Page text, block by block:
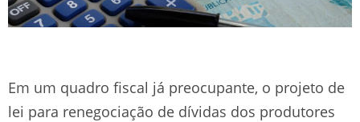
Em um quadro fiscal já preocupante, o projeto de
lei para renegociação de dívidas dos produtores